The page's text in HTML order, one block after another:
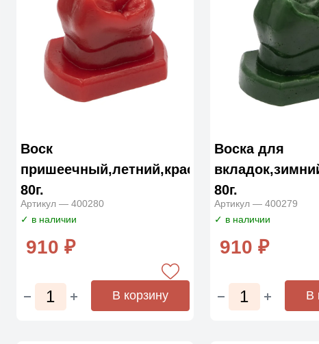
Воск
пришеечный,летний,красный
80г.
Артикул — 400280
✓ в наличии
910 ₽
В корзину
Воска для
80г.
Артикул — 400279
✓ в наличии
910 ₽
В